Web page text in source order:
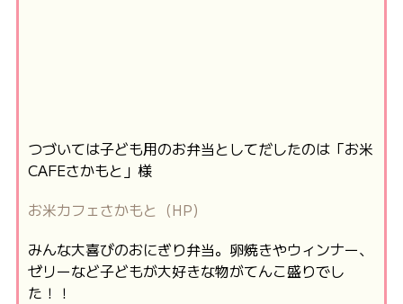
つづいては子ども用のお弁当としてだしたのは「お米
CAFEさかもと」様
お米カフェさかもと（HP)
みんな大喜びのおにぎり弁当。卵焼きやウィンナー、
ゼリーなど子どもが大好きな物がてんこ盛りでし
た！！